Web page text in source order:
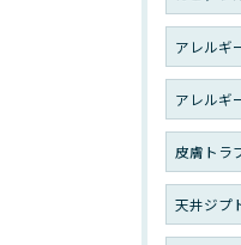
アレルギ
アレルギ
皮膚トラ
天井ジプ